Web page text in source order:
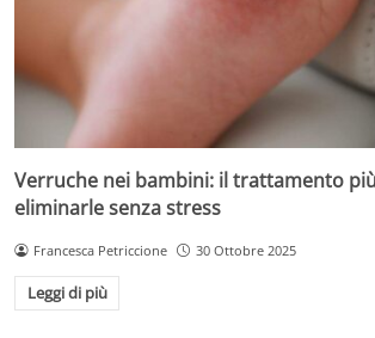
Verruche nei bambini: il trattamento
eliminarle senza stress
Francesca Petriccione 30 Ottobre 2025
Leggi di più